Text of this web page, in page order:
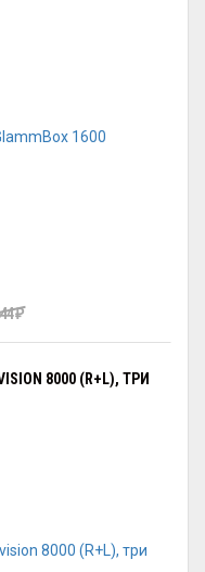
₽
8000 (R+L), ТРИ